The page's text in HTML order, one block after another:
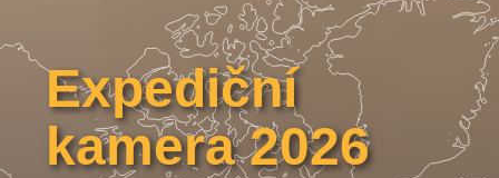
Expediční
kamera 2026